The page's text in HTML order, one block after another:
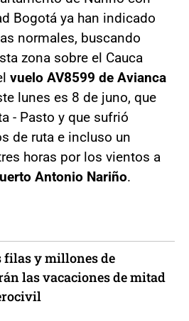
Bogotá ya han indicado
normales, buscando
zona sobre el Cauca
vuelo AV8599 de Avianca
lunes es 8 de juno, que
- Pasto y que sufrió
de ruta e incluso un
horas por los vientos a
Antonio Nariño.
filas y millones de
las vacaciones de mitad